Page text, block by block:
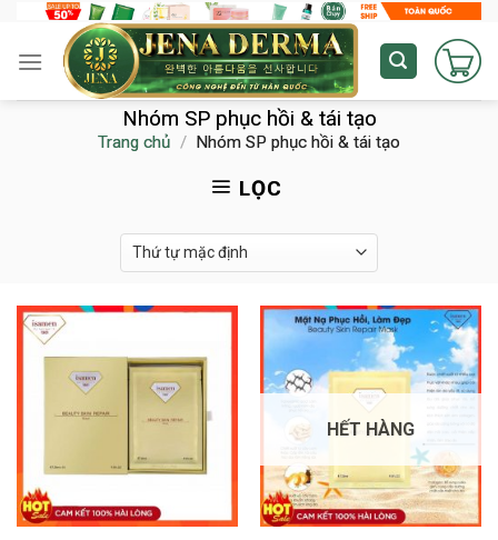
content
Nhóm SP phục hồi & tái tạo
Trang chủ / Nhóm SP phục hồi & tái tạo
LỌC
HẾT HÀNG